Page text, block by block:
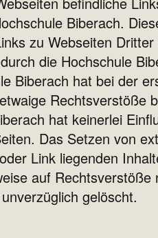
Biberach.
zu Webseiten
die Hochschule
Biberach hat bei der
Rechtsverstöße
hat keinerlei
Das Setzen von
Link liegenden
auf
gelöscht.